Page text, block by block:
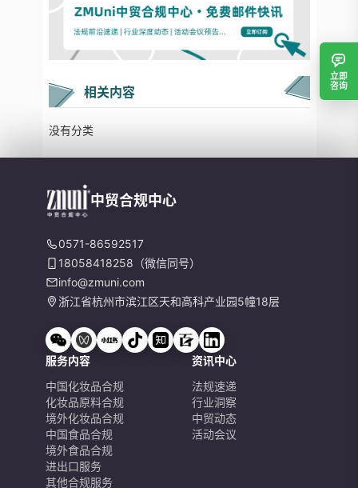
相关内容
没有分类
立即
咨询
中贸合规中心
0571-86592517
18058418258（微信同号）
info@zmuni.com
浙江省杭州市滨江区天和高科产业园5幢18层
服务内容
中国化妆品合规
化妆品原料合规
境外化妆品合规
中国食品合规
境外食品合规
进出口服务
其他合规服务
资讯中心
法规速递
行业洞察
中贸动态
活动会议